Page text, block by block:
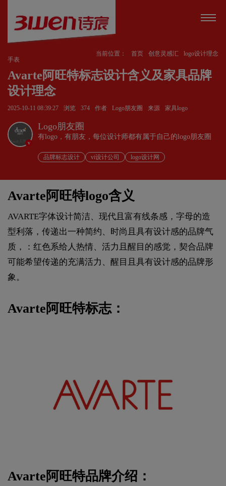
当前位置： 首页 创意灵感汇
logo设计理念
手表
Avarte阿旺特标志设计含义及家具品牌
设计理念
2025-10-11 08:39:27 浏览 374 作者 Logo朋友圈 来源 家具logo
v
Logo朋友圈
有logo，有朋友，每位设计师都有属于自己的logo朋友圈
品牌标志设计 vi设计公司 logo设计网
Avarte阿旺特logo含义
AVARTE字体设计简洁、现代且富有线条感，字母的造
型利落，传递出一种简约、时尚且具有设计感的品牌气
质，：红色系给人热情、活力且醒目的感觉，契合品牌
可能希望传递的充满活力、醒目且具有设计感的品牌形
象。
Avarte阿旺特标志：
Avarte阿旺特品牌介绍：